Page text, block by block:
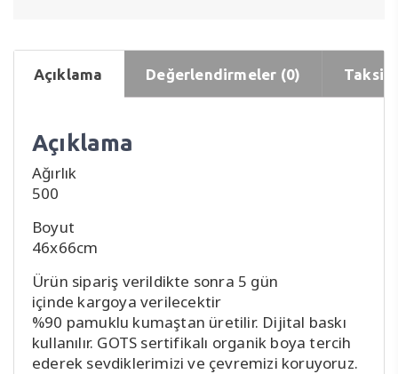
Açıklama Değerlendirmeler (0) Taksit
Açıklama
Ağırlık
500
Boyut
46x66cm
Ürün sipariş verildikte sonra 5 gün
içinde kargoya verilecektir
%90 pamuklu kumaştan üretilir. Dijital baskı
kullanılır. GOTS sertifikalı organik boya tercih
ederek sevdiklerimizi ve çevremizi koruyoruz.